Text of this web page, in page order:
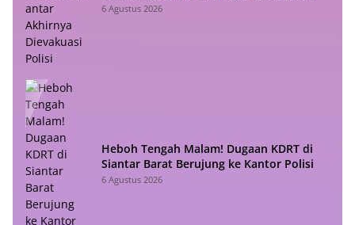
Polisi
6 Agustus 2026
Heboh Tengah Malam! Dugaan KDRT di
Siantar Barat Berujung ke Kantor Polisi
6 Agustus 2026